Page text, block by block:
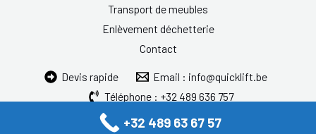
Transport de meubles
Enlèvement déchetterie
Contact
Devis rapide
Email : info@quicklift.be
Téléphone : +32 489 636 757
+32 489 63 67 57